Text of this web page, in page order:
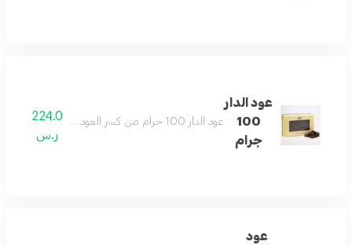
عود الدار
100
جرام
عود الدار 100 جرام من كسر العود الصناعي لرائحة سخية تليق بكافة المناسبات
224.0
ر.س
عود